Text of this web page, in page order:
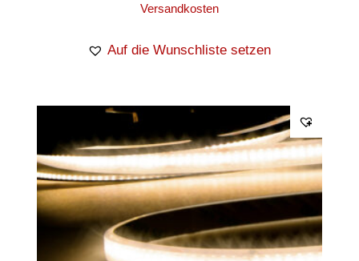
Versandkosten
Auf die Wunschliste setzen